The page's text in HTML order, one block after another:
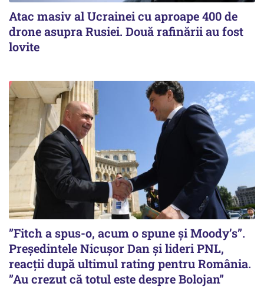
Atac masiv al Ucrainei cu aproape 400 de
drone asupra Rusiei. Două rafinării au fost
lovite
”Fitch a spus-o, acum o spune și Moody’s”.
Președintele Nicușor Dan și lideri PNL,
reacții după ultimul rating pentru România.
”Au crezut că totul este despre Bolojan”